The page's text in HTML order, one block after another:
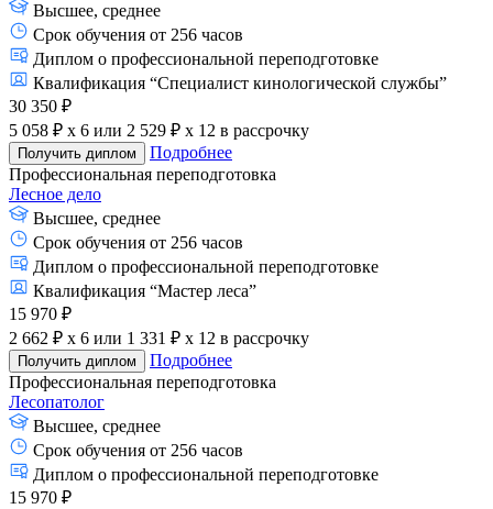
Высшее, среднее
Срок обучения от 256 часов
Диплом о профессиональной переподготовке
Квалификация “Специалист кинологической службы”
30 350 ₽
5 058 ₽ x 6 или 2 529 ₽ x 12 в рассрочку
Получить диплом
Подробнее
Профессиональная переподготовка
Лесное дело
Высшее, среднее
Срок обучения от 256 часов
Диплом о профессиональной переподготовке
Квалификация “Мастер леса”
15 970 ₽
2 662 ₽ x 6 или 1 331 ₽ x 12 в рассрочку
Получить диплом
Подробнее
Профессиональная переподготовка
Лесопатолог
Высшее, среднее
Срок обучения от 256 часов
Диплом о профессиональной переподготовке
15 970 ₽